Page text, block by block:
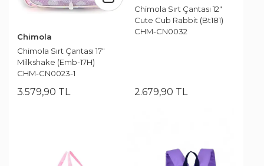
Chimola
Chimola Sırt Çantası 17"
Milkshake (Emb-17H)
CHM-CN0023-1
3.579,90 TL
Chimola Sırt Çantası 12"
Cute Cub Rabbit (Bt181)
CHM-CN0032
2.679,90 TL